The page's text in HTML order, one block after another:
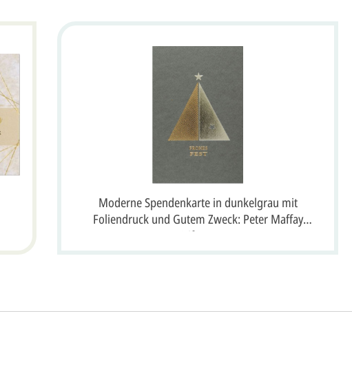
Moderne Spendenkarte in dunkelgrau mit
Foliendruck und Gutem Zweck: Peter Maffay
Stiftung